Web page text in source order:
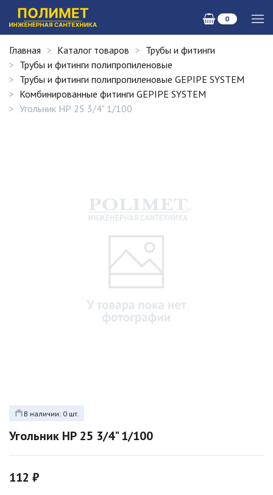
0
Главная Каталог товаров
Трубы и фитинги
Трубы и фитинги полипропиленовые
Трубы и фитинги полипропиленовые GEPIPE SYSTEM
Комбинированные фитинги GEPIPE SYSTEM
Угольник НР 25 3/4" 1/100
В наличии: 0 шт.
Угольник НР 25 3/4" 1/100
112 ₽